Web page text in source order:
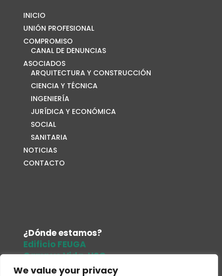
We value your privacy
INICIO
UNIÓN PROFESIONAL
COMPROMISO
CANAL DE DENUNCIAS
ASOCIADOS
ARQUITECTURA Y CONSTRUCCIÓN
CIENCIA Y TÉCNICA
INGENIERÍA
JURÍDICA Y ECONÓMICA
SOCIAL
SANITARIA
NOTICIAS
CONTACTO
¿Dónde estamos?
Edificio FEUGA
Campus Vida. USC
15705. Santiago de Compostela